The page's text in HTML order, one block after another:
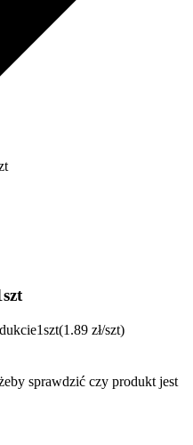
1szt(1.89 zł/szt)
sprawdzić czy produkt jest